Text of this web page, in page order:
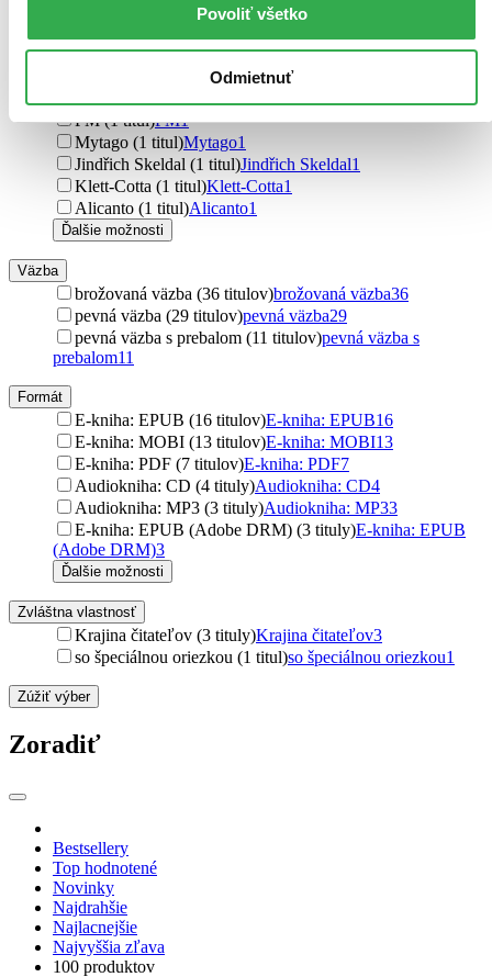
Povoliť všetko
Odmietnuť
OneHotBook (2 tituly)OneHotBook
Penguin Books (1 titul)Penguin Books1
Supraphon1
PM (1 titul)PM1
Mytago (1 titul)Mytago1
Jindřich Skeldal (1 titul)Jindřich Skeldal1
Klett-Cotta (1 titul)Klett-Cotta1
Alicanto (1 titul)Alicanto1
Ďalšie možnosti
Väzba
brožovaná väzba (36 titulov)brožovaná väzba36
pevná väzba (29 titulov)pevná väzba29
pevná väzba s prebalom (11 titulov)pevná väzba s
prebalom11
Formát
E-kniha: EPUB (16 titulov)E-kniha: EPUB16
E-kniha: MOBI (13 titulov)E-kniha: MOBI13
E-kniha: PDF (7 titulov)E-kniha: PDF7
Audiokniha: CD (4 tituly)Audiokniha: CD4
Audiokniha: MP3 (3 tituly)Audiokniha: MP33
E-kniha: EPUB (Adobe DRM) (3 tituly)E-kniha: EPUB
(Adobe DRM)3
Ďalšie možnosti
Zvláštna vlastnosť
Krajina čitateľov (3 tituly)Krajina čitateľov3
so špeciálnou oriezkou (1 titul)so špeciálnou oriezkou1
Zúžiť výber
Zoradiť
Bestsellery
Top hodnotené
Novinky
Najdrahšie
Najlacnejšie
Najvyššia zľava
100 produktov